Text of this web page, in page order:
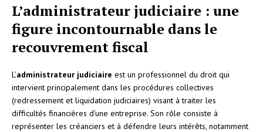
L’administrateur judiciaire : une
figure incontournable dans le
recouvrement fiscal
L’administrateur judiciaire est un professionnel du droit qui
intervient principalement dans les procédures collectives
(redressement et liquidation judiciaires) visant à traiter les
difficultés financières d’une entreprise. Son rôle consiste à
représenter les créanciers et à défendre leurs intérêts, notamment